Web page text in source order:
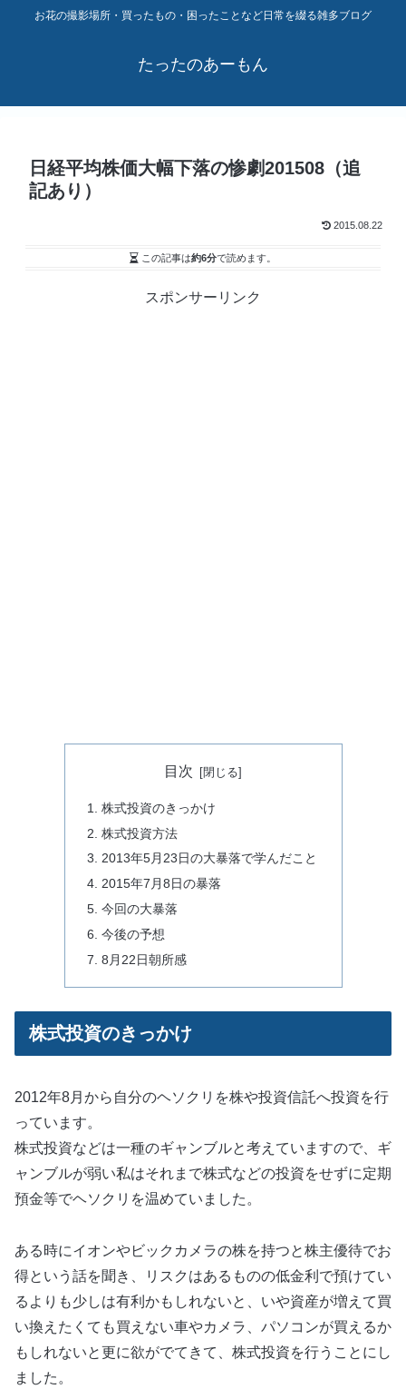
お花の撮影場所・買ったもの・困ったことなど日常を綴る雑多ブログ
たったのあーもん
日経平均株価大幅下落の惨劇201508（追
記あり）
2015.08.22
この記事は約6分で読めます。
スポンサーリンク
目次
株式投資のきっかけ
株式投資方法
2013年5月23日の大暴落で学んだこと
2015年7月8日の暴落
今回の大暴落
今後の予想
8月22日朝所感
株式投資のきっかけ
2012年8月から自分のヘソクリを株や投資信託へ投資を行
っています。
株式投資などは一種のギャンブルと考えていますので、ギ
ャンブルが弱い私はそれまで株式などの投資をせずに定期
預金等でヘソクリを温めていました。
ある時にイオンやビックカメラの株を持つと株主優待でお
得という話を聞き、リスクはあるものの低金利で預けてい
るよりも少しは有利かもしれないと、いや資産が増えて買
い換えたくても買えない車やカメラ、パソコンが買えるか
もしれないと更に欲がでてきて、株式投資を行うことにし
ました。